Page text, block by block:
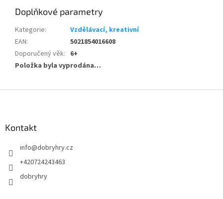
Doplňkové parametry
Kategorie:
Vzdělávací, kreativní
EAN:
5021854016608
Doporučený věk: 6+
Položka byla vyprodána…
Kontakt
info@dobryhry.cz
+420724243463
dobryhry